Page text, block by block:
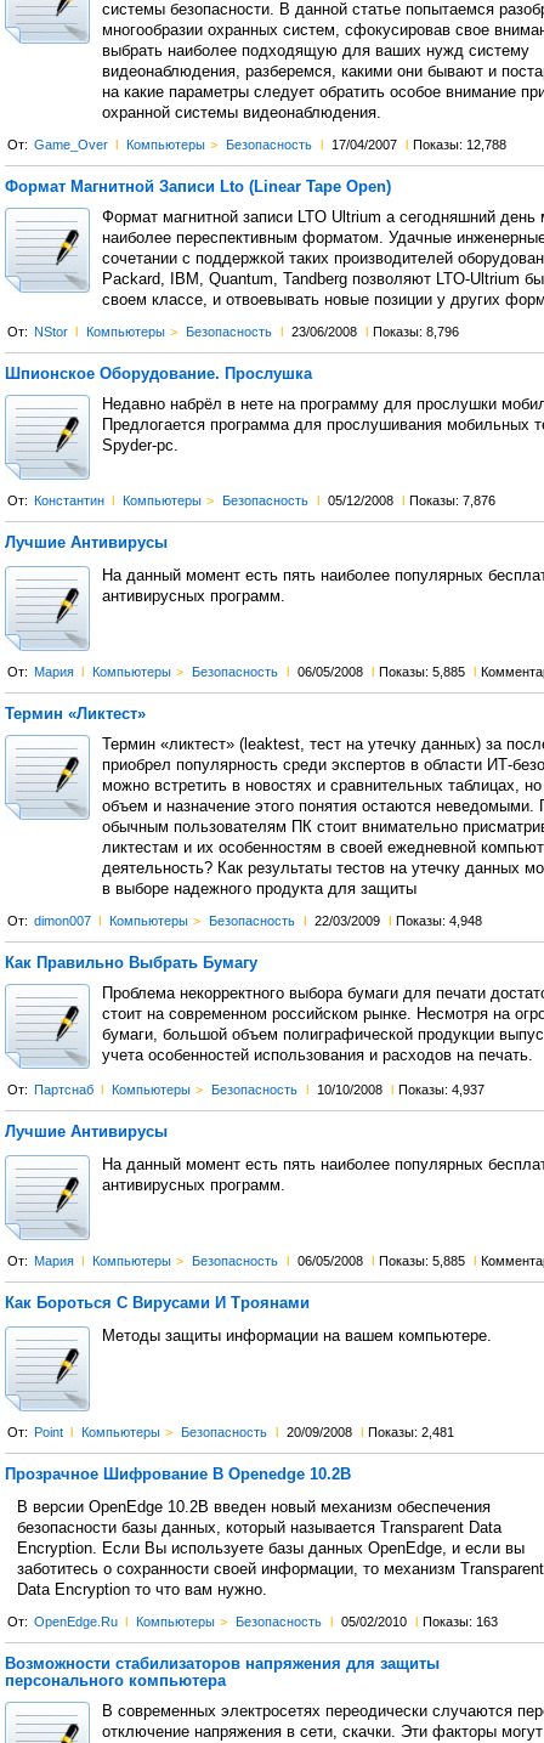
системы безопасности. В данной статье попытаемся
многообразии охранных систем, сфокусировав свое
выбрать наиболее подходящую для ваших нужд систему
видеонаблюдения, разберемся, какими они бывают и
на какие параметры следует обратить особое внимание
охранной системы видеонаблюдения.
От: Game_Over l Компьютеры > Безопасность l 17/04/2007 l Показы: 12,788
Формат Магнитной Записи Lto (Linear Tape Open)
Формат магнитной записи LTO Ultrium а сегодняшний день
наиболее переспективным форматом. Удачные
сочетании с поддержкой таких производителей
Packard, IBM, Quantum, Tandberg позволяют LTO-Ultrium
своем классе, и отвоевывать новые позиции у других
От: NStor l Компьютеры > Безопасность l 23/06/2008 l Показы: 8,796
Шпионское Оборудование. Прослушка
Недавно набрёл в нете на программу для прослушки
Предлогается программа для прослушивания мобильных
Spyder-pc.
От: Константин l Компьютеры > Безопасность l 05/12/2008 l Показы: 7,876
Лучшие Антивирусы
На данный момент есть пять наиболее популярных
антивирусных программ.
От: Мария l Компьютеры > Безопасность l 06/05/2008 l Показы: 5,885 l
Термин «Ликтест»
Термин «ликтест» (leaktest, тест на утечку данных) за
приобрел популярность среди экспертов в области ИТ-
можно встретить в новостях и сравнительных таблицах,
объем и назначение этого понятия остаются неведомыми.
обычным пользователям ПК стоит внимательно
ликтестам и их особенностям в своей ежедневной
деятельность? Как результаты тестов на утечку данных
в выборе надежного продукта для защиты
От: dimon007 l Компьютеры > Безопасность l 22/03/2009 l Показы: 4,948
Как Правильно Выбрать Бумагу
Проблема некорректного выбора бумаги для печати
стоит на современном российском рынке. Несмотря на
бумаги, большой объем полиграфической продукции
учета особенностей использования и расходов на печать.
От: Партснаб l Компьютеры > Безопасность l 10/10/2008 l Показы: 4,937
Лучшие Антивирусы
На данный момент есть пять наиболее популярных
антивирусных программ.
От: Мария l Компьютеры > Безопасность l 06/05/2008 l Показы: 5,885 l
Как Бороться С Вирусами И Троянами
Методы защиты информации на вашем компьютере.
От: Point l Компьютеры > Безопасность l 20/09/2008 l Показы: 2,481
Прозрачное Шифрование В Openedge 10.2B
В версии OpenEdge 10.2B введен новый механизм обеспечения
безопасности базы данных, который называется Transparent Data
Encryption. Если Вы используете базы данных OpenEdge, и если вы
заботитесь о сохранности своей информации, то механизм Transparent
Data Encryption то что вам нужно.
От: OpenEdge.Ru l Компьютеры > Безопасность l 05/02/2010 l Показы: 163
Возможности стабилизаторов напряжения для защиты
персонального компьютера
В современных электросетях переодически случаются
отключение напряжения в сети, скачки. Эти факторы могут